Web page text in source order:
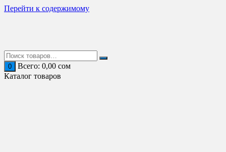
Перейти к содержимому
0 Всего: 0,00 сом
Каталог товаров